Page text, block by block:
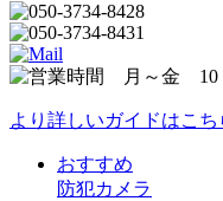
より詳しいガイドはこ
おすすめ
防犯カメラ